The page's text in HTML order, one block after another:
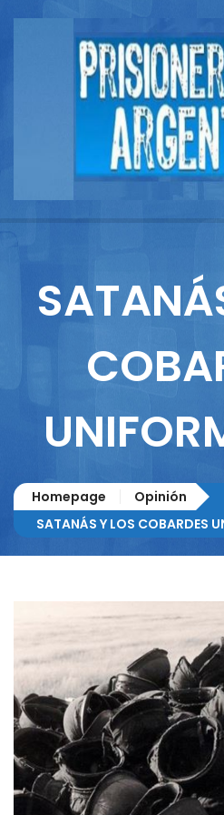
Buscador
Documentos
Reportajes
Columnistas
Homepage
Opinión
SATANÁS Y LOS COBARDES